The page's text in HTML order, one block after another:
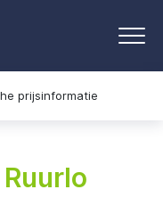
prijsinformatie